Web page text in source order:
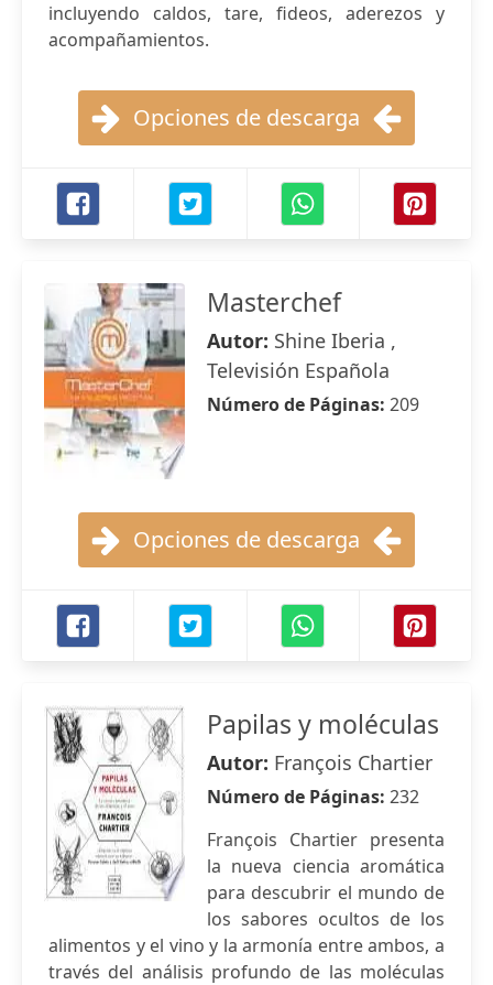
incluyendo caldos, tare, fideos, aderezos y
acompañamientos.
Opciones de descarga
Masterchef
Autor: Shine Iberia ,
Televisión Española
Número de Páginas: 209
Opciones de descarga
Papilas y moléculas
Autor: François Chartier
Número de Páginas: 232
François Chartier presenta
la nueva ciencia aromática
para descubrir el mundo de
los sabores ocultos de los
alimentos y el vino y la armonía entre ambos, a
través del análisis profundo de las moléculas